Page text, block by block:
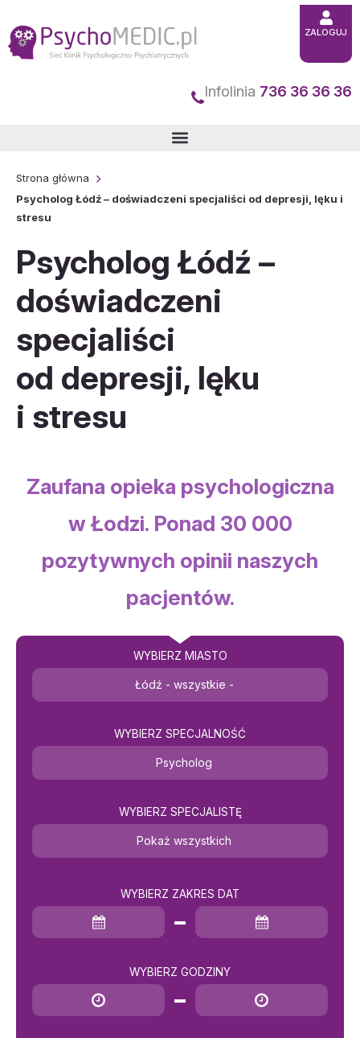
do
treści
Infolinia 736 36 36 36
ZALOGUJ
Strona główna
Psycholog Łódź – doświadczeni specjaliści od depresji, lęku i
stresu
Psycholog Łódź –
doświadczeni
specjaliści
od depresji, lęku
i stresu
Zaufana opieka psychologiczna
w Łodzi. Ponad 30 000
pozytywnych opinii naszych
pacjentów.
WYBIERZ MIASTO
Łódź - wszystkie -
WYBIERZ SPECJALNOŚĆ
Psycholog
WYBIERZ SPECJALISTĘ
Pokaż wszystkich
WYBIERZ ZAKRES DAT
Data rozpoczęcia
Data zakończenia
WYBIERZ GODZINY
Godzina rozpoczęcia
Godzina zakończenia